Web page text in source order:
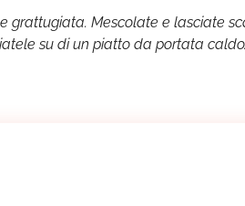
grattugiata. Mescolate e lasciate
su di un piatto da portata caldo.